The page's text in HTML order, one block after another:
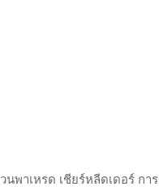
พาเหรด เชียร์หลีดเดอร์ การ